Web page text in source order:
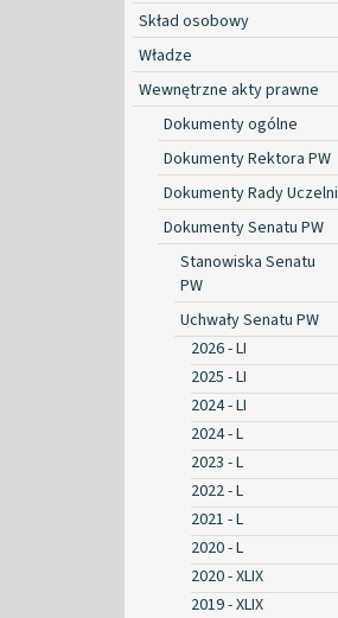
Skład osobowy
Władze
Wewnętrzne akty prawne
Dokumenty ogólne
Dokumenty Rektora PW
Dokumenty Rady Uczelni
Dokumenty Senatu PW
Stanowiska Senatu
PW
Uchwały Senatu PW
2026 - LI
2025 - LI
2024 - LI
2024 - L
2023 - L
2022 - L
2021 - L
2020 - L
2020 - XLIX
2019 - XLIX